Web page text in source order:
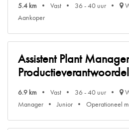
5.4 km Vast 36 - 40 uur
Aankoper
Assistent Plant
6.9 km Vast 36 - 40 uur
Manager
Junior Operationeel